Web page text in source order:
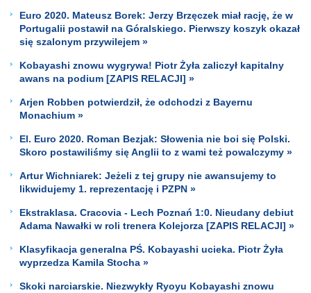
Euro 2020. Mateusz Borek: Jerzy Brzęczek miał rację, że w
Portugalii postawił na Góralskiego. Pierwszy koszyk okazał
się szalonym przywilejem »
Kobayashi znowu wygrywa! Piotr Żyła zaliczył kapitalny
awans na podium [ZAPIS RELACJI] »
Arjen Robben potwierdził, że odchodzi z Bayernu
Monachium »
El. Euro 2020. Roman Bezjak: Słowenia nie boi się Polski.
Skoro postawiliśmy się Anglii to z wami też powalczymy »
Artur Wichniarek: Jeżeli z tej grupy nie awansujemy to
likwidujemy 1. reprezentację i PZPN »
Ekstraklasa. Cracovia - Lech Poznań 1:0. Nieudany debiut
Adama Nawałki w roli trenera Kolejorza [ZAPIS RELACJI] »
Klasyfikacja generalna PŚ. Kobayashi ucieka. Piotr Żyła
wyprzedza Kamila Stocha »
Skoki narciarskie. Niezwykły Ryoyu Kobayashi znowu